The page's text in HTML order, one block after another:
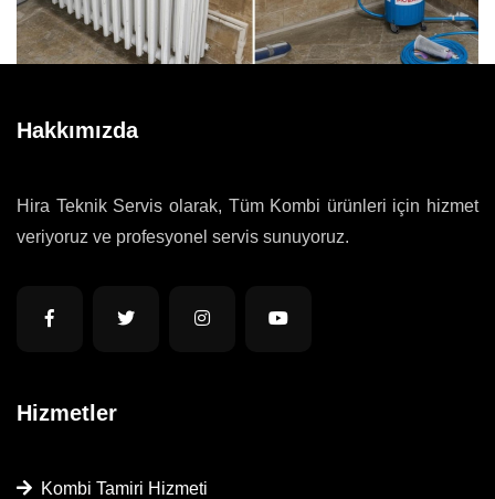
Hakkımızda
Hira Teknik Servis olarak, Tüm Kombi ürünleri için hizmet
veriyoruz ve profesyonel servis sunuyoruz.
Hizmetler
Kombi Tamiri Hizmeti